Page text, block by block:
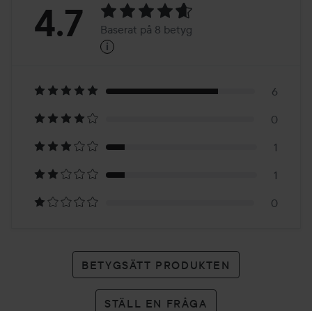
Betyg:
Baserat
på
8
betyg
4.7 Baserat på 8 betyg
i
6
0
1
1
0
BETYGSÄTT PRODUKTEN
STÄLL EN FRÅGA